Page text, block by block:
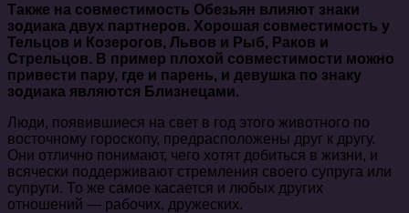
Также на совместимость Обезьян влияют знаки
зодиака двух партнеров. Хорошая совместимость у
Тельцов и Козерогов, Львов и Рыб, Раков и
Стрельцов. В пример плохой совместимости можно
привести пару, где и парень, и девушка по знаку
зодиака являются Близнецами.
Люди, появившиеся на свет в год этого животного по
восточному гороскопу, предрасположены друг к другу.
Они отлично понимают, чего хотят добиться в жизни, и
всячески поддерживают стремления своего супруга или
супруги. То же самое касается и любых других
отношений — рабочих, дружеских.